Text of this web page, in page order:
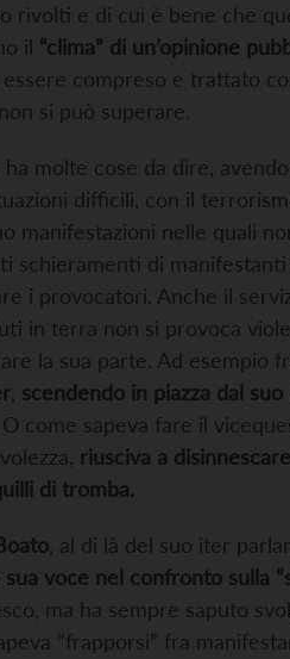
rivolti e di cui è bene che
il “clima” di un’opinione
compreso e trattato
si può superare.
molte cose da dire,
difficili, con il
manifestazioni nelle quali
schieramenti di
i provocatori. Anche il
in terra non si provoca
la sua parte. Ad esempio
scendendo in piazza dal
O come sapeva fare il
riusciva a
di tromba.
, al di là del suo iter
sua voce nel confronto sulla
ma ha sempre saputo
“frapporsi” fra